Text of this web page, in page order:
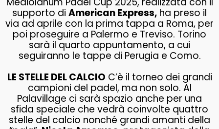
supporto di American Express, ha preso il
via ad aprile con la prima tappa a Roma, per
poi proseguire a Palermo e Treviso. Torino
sarà il quarto appuntamento, a cui
seguiranno le tappe di Perugia e Como.
LE STELLE DEL CALCIO C’è il torneo dei grandi
campioni del padel, ma non solo. Al
Palavillage ci sarà spazio anche per una
sfida speciale che vedrà coinvolte quattro
stelle del calcio nonché grandi amanti della